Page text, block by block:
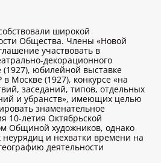
широкой
Общества. Члены «Новой
участвовать в
декорационного
(1927), юбилейной выставке
Москве (1927), конкурсе «на
заседаний, типов, отдельных
и убранств», имеющих целью
знаменательное
10-летия Октябрьской
Общиной художников, однако
и нехватки времени на
деятельности